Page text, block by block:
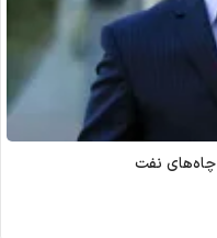
چاه‌های نفت